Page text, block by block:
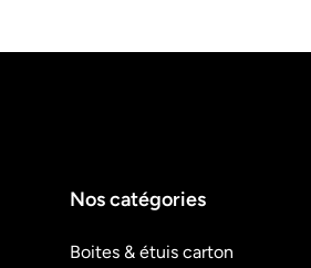
Nos catégories
Boites & étuis carton